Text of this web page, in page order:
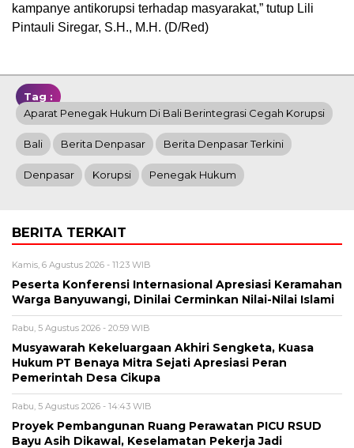
kampanye antikorupsi terhadap masyarakat,” tutup Lili
Pintauli Siregar, S.H., M.H. (D/Red)
Tag :
Aparat Penegak Hukum Di Bali Berintegrasi Cegah Korupsi
Bali Berita Denpasar Berita Denpasar Terkini
Denpasar Korupsi Penegak Hukum
BERITA TERKAIT
Kamis, 6 Agustus 2026 - 11:23 WIB
Peserta Konferensi Internasional Apresiasi Keramahan
Warga Banyuwangi, Dinilai Cerminkan Nilai-Nilai Islami
Rabu, 5 Agustus 2026 - 20:59 WIB
Musyawarah Kekeluargaan Akhiri Sengketa, Kuasa
Hukum PT Benaya Mitra Sejati Apresiasi Peran
Pemerintah Desa Cikupa
Rabu, 5 Agustus 2026 - 14:43 WIB
Proyek Pembangunan Ruang Perawatan PICU RSUD
Bayu Asih Dikawal, Keselamatan Pekerja Jadi